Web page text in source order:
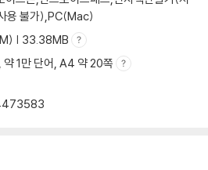
줄 수 있을까
용 불가),PC(Mac)
| 33.38MB
약 1만 단어, A4 약 20쪽